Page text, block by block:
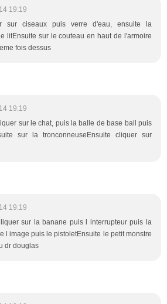
19:19
sur ciseaux puis verre d'eau, ensuite la
litEnsuite sur le couteau en haut de l'armoire
fois dessus
19:19
sur le chat, puis la balle de base ball puis
sur la tronconneuseEnsuite cliquer sur
19:19
sur la banane puis l interrupteur puis la
l image puis le pistoletEnsuite le petit monstre
dr douglas